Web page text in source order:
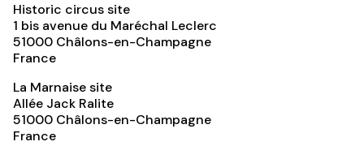
Historic circus site
1 bis avenue du Maréchal Leclerc
51000 Châlons-en-Champagne
France
La Marnaise site
Allée Jack Ralite
51000 Châlons-en-Champagne
France